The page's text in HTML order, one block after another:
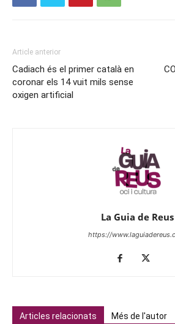
Article anterior
Cadiach és el primer català en
coronar els 14 vuit mils sense
oxigen artificial
La Guia de Reus
https://
Articles relacionats Més de l'autor